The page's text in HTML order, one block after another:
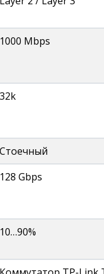
1000 Mbps
32k
Стоечный
128 Gbps
10…90%